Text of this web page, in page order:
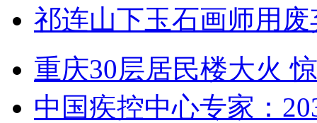
祁连山下玉石画师用
重庆30层居民楼大火
中国疾控中心专家：